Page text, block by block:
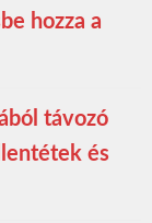
hozza a
távozó
és